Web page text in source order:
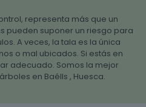
representa más que un
pueden suponer un riesgo para
A veces, la tala es la única
o mal ubicados. Si estás en
adecuado. Somos la mejor
en Baélls , Huesca.